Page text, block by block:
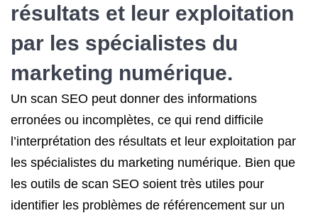
résultats et leur exploitation
par les spécialistes du
marketing numérique.
Un scan SEO peut donner des informations
erronées ou incomplètes, ce qui rend difficile
l’interprétation des résultats et leur exploitation par
les spécialistes du marketing numérique. Bien que
les outils de scan SEO soient très utiles pour
identifier les problèmes de référencement sur un